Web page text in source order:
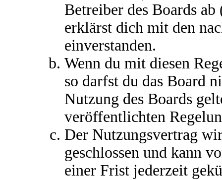
Betreiber des Boards
erklärst dich mit den
einverstanden.
Wenn du mit diesen
so darfst du das Board
Nutzung des Boards
veröffentlichten
Der Nutzungsvertrag
geschlossen und kann
einer Frist jederzeit